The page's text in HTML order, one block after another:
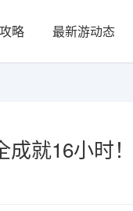
略 最新游动态
就16小时！